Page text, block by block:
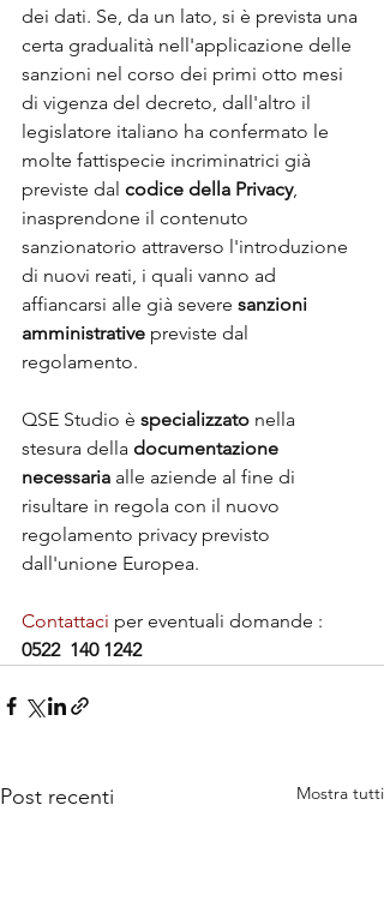
dei dati. Se, da un lato, si è prevista una
certa gradualità nell'applicazione delle
sanzioni nel corso dei primi otto mesi
di vigenza del decreto, dall'altro il
legislatore italiano ha confermato le
molte fattispecie incriminatrici già
previste dal codice della Privacy,
inasprendone il contenuto
sanzionatorio attraverso l'introduzione
di nuovi reati, i quali vanno ad
affiancarsi alle già severe sanzioni
amministrative previste dal
regolamento.
QSE Studio è specializzato nella
stesura della documentazione
necessaria alle aziende al fine di
risultare in regola con il nuovo
regolamento privacy previsto
dall'unione Europea.
Contattaci per eventuali domande :
0522  140 1242
Post recenti Mostra tutti